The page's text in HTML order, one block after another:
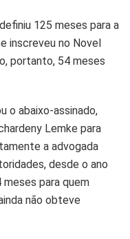
125 meses para a
inscreveu no Novel
portanto, 54 meses
o abaixo-assinado,
Lemke para
a advogada
desde o ano
para quem
não obteve